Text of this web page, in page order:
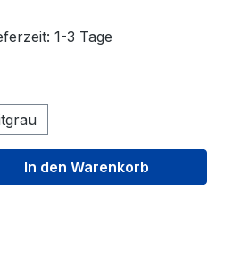
1-3 Tage
Gib den
In den Warenkorb